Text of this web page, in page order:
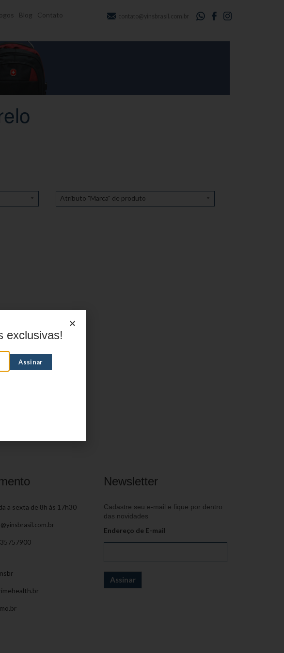
Blog Contato contato@yinsbrasil.com.br
Atributo "Marca" de produto
a sexta de 8h às 17h30
Newsletter
Cadastre seu e-mail e fique por dentro
das novidades
Endereço de E-mail
exclusivas!